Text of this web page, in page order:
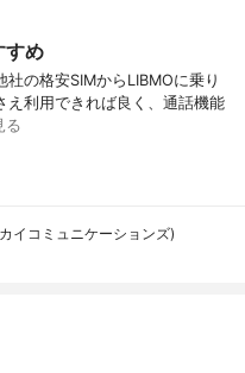
すめ
の格安SIMからLIBMOに乗り
え利用できれば良く、通話機能
る
イコミュニケーションズ)